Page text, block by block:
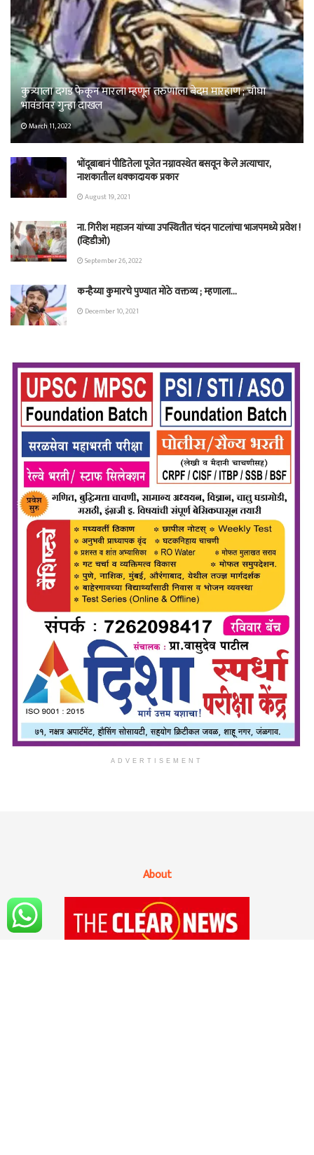
कुत्र्याला दगड फेकून मारला म्हणून तरुणाला बेदम मारहाण ; चौघा
भावंडांवर गुन्हा दाखल
March 11, 2022
भोंदूबाबानं पीडितेला पूजेत नग्नावस्थेत बसवून केले अत्याचार,
नाशकातील धक्कादायक प्रकार
August 19, 2021
ना. गिरीश महाजन यांच्या उपस्थितीत चंदन पाटलांचा भाजपमध्ये प्रवेश !
(व्हिडीओ)
September 26, 2022
कन्हैय्या कुमारचे पुण्यात मोठे वक्तव्य ; म्हणाला…
December 10, 2021
ADVERTISEMENT
About